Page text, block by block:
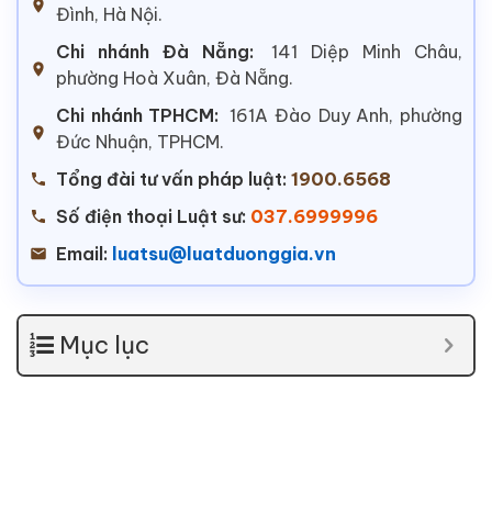
Đình, Hà Nội.
Chi nhánh Đà Nẵng:
141 Diệp Minh Châu,
phường Hoà Xuân, Đà Nẵng.
Chi nhánh TPHCM: 161A Đào Duy Anh, phường
Đức Nhuận, TPHCM.
Tổng đài tư vấn pháp luật: 1900.6568
Số điện thoại Luật sư: 037.6999996
Email: luatsu@luatduonggia.vn
Mục lục